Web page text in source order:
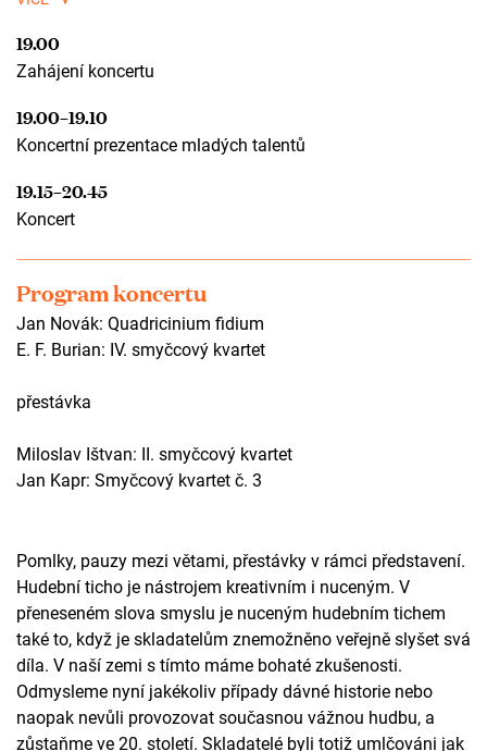
19.00
Zahájení koncertu
19.00–19.10
Koncertní prezentace mladých talentů
19.15–20.45
Koncert
Program koncertu
Jan Novák: Quadricinium fidium
E. F. Burian: IV. smyčcový kvartet
přestávka
Miloslav Ištvan: II. smyčcový kvartet
Jan Kapr: Smyčcový kvartet č. 3
Pomlky, pauzy mezi větami, přestávky v rámci představení.
Hudební ticho je nástrojem kreativním i nuceným. V
přeneseném slova smyslu je nuceným hudebním tichem
také to, když je skladatelům znemožněno veřejně slyšet svá
díla. V naší zemi s tímto máme bohaté zkušenosti.
Odmysleme nyní jakékoliv případy dávné historie nebo
naopak nevůli provozovat současnou vážnou hudbu, a
zůstaňme ve 20. století. Skladatelé byli totiž umlčováni jak